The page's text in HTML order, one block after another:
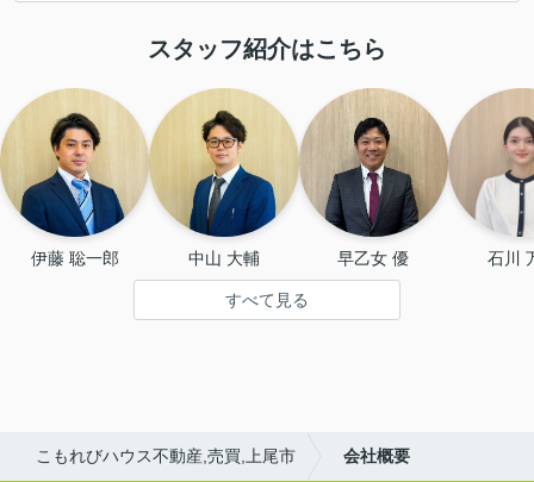
スタッフ紹介はこちら
伊藤 聡一郎 中山 大輔 早乙女 優 石川
すべて見る
こもれびハウス不動産,売買,上尾市 会社概要